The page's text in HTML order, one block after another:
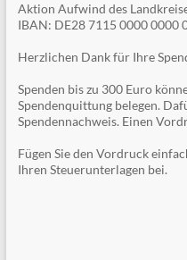
Aktion Aufwind des
IBAN: DE28 7115 0000 0000
Herzlichen Dank für Ihre
Spenden bis zu 300 Euro
Spendenquittung belegen.
Spendennachweis. Einen
Fügen Sie den Vordruck
Ihren Steuerunterlagen bei.